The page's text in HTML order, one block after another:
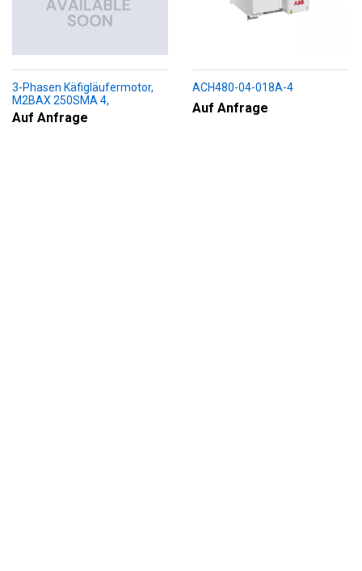
3-Phasen Käfigläufermotor,
M2BAX 250SMA 4,
+188+230+451+009
Auf Anfrage
ACH480-04-018A-4
Auf Anfrage